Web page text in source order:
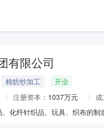
有限公司
棉纺纱加工
开业
注册资本： 1037万元